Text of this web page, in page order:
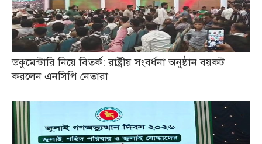
ডকুমেন্টারি নিয়ে বিতর্ক: রাষ্ট্রীয় সংবর্ধনা অনুষ্ঠান বয়কট
করলেন এনসিপি নেতারা